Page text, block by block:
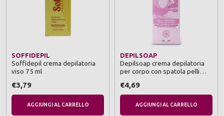
SOFFIDEPIL
Soffidepil crema depilatoria
viso 75 ml
€3,79
AGGIUNGI AL CARRELLO
DEPILSOAP
Depilsoap crema depilatoria
per corpo con spatola pelli
€4,69
AGGIUNGI AL CARRELLO